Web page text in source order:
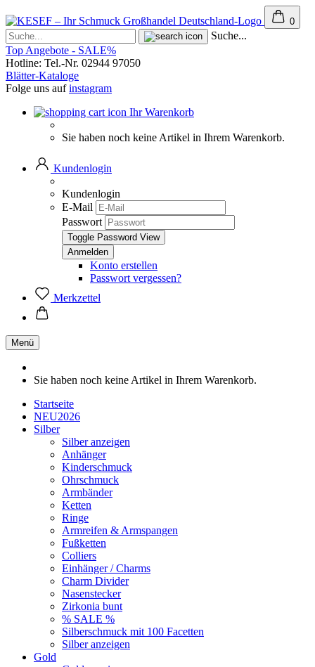
0
Suche...
Top Angebote - SALE%
Hotline: Tel.-Nr. 02944 97050
Blätter-Kataloge
Folge uns aufinstagram
Ihr Warenkorb
Sie haben noch keine Artikel in Ihrem Warenkorb.
Kundenlogin
Kundenlogin
E-Mail
Passwort
Toggle Password View
Konto erstellen
Passwort vergessen?
Merkzettel
Menü
Sie haben noch keine Artikel in Ihrem Warenkorb.
Startseite
NEU2026
Silber
Silber anzeigen
Anhänger
Kinderschmuck
Ohrschmuck
Armbänder
Ketten
Ringe
Armreifen & Armspangen
Fußketten
Colliers
Einhänger / Charms
Charm Divider
Nasenstecker
Zirkonia bunt
% SALE %
Silberschmuck mit 100 Facetten
Silber anzeigen
Gold